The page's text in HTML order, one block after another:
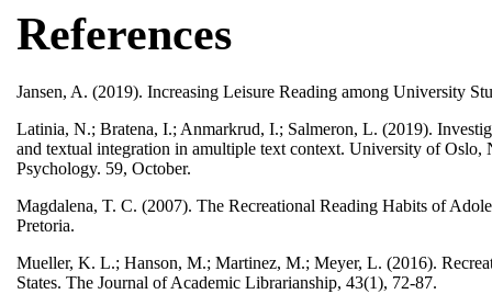
References
Jansen, A. (2019). Increasing Leisure Reading among University
Latinia, N.; Bratena, I.; Anmarkrud, I.; Salmeron, L. (2019).
and textual integration in amultiple text context. University of
Psychology. 59, October.
Magdalena, T. C. (2007). The Recreational Reading Habits of
Pretoria.
Mueller, K. L.; Hanson, M.; Martinez, M.; Meyer, L. (2016).
States. The Journal of Academic Librarianship, 43(1), 72-87.